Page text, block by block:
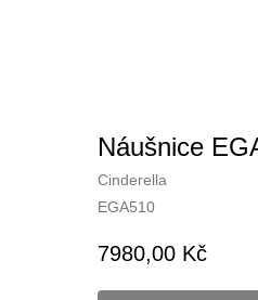
Náušnice
Cinderella
EGA510
7980,00 Kč